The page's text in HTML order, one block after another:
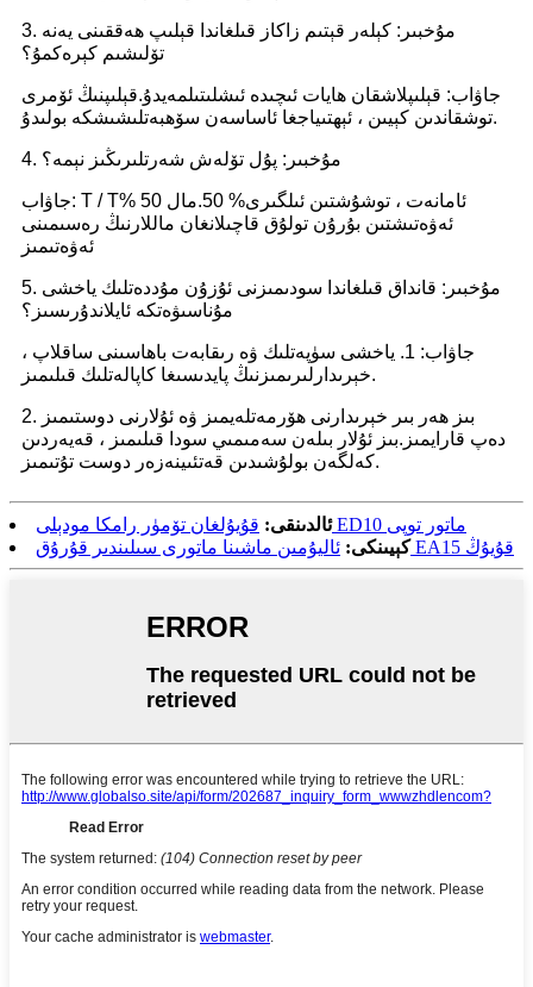
3. مۇخبىر: كېلەر قېتىم زاكاز قىلغاندا قېلىپ ھەققىنى يەنە
تۆلىشىم كېرەكمۇ؟
جاۋاب: قېلىپلاشقان ھايات ئىچىدە ئىشلىتىلمەيدۇ.قېلىپنىڭ ئۆمرى
توشقاندىن كېيىن ، ئېھتىياجغا ئاساسەن سۆھبەتلىشىشكە بولىدۇ.
4. مۇخبىر: پۇل تۆلەش شەرتلىرىڭىز نېمە؟
جاۋاب: T / T% 50 ئامانەت ، توشۇشتىن ئىلگىرى% 50.مال
ئەۋەتىشتىن بۇرۇن تولۇق قاچىلانغان ماللارنىڭ رەسىمىنى
ئەۋەتىمىز
5. مۇخبىر: قانداق قىلغاندا سودىمىزنى ئۇزۇن مۇددەتلىك ياخشى
مۇناسىۋەتكە ئايلاندۇرىسىز؟
جاۋاب: 1. ياخشى سۈپەتلىك ۋە رىقابەت باھاسىنى ساقلاپ ،
خېرىدارلىرىمىزنىڭ پايدىسىغا كاپالەتلىك قىلىمىز.
2. بىز ھەر بىر خېرىدارنى ھۆرمەتلەيمىز ۋە ئۇلارنى دوستىمىز
دەپ قارايمىز.بىز ئۇلار بىلەن سەمىمىي سودا قىلىمىز ، قەيەردىن
كەلگەن بولۇشىدىن قەتئىينەزەر دوست تۇتىمىز.
ئالدىنقى:
قۇيۇلغان تۆمۈر رامكا مودېلى ED10 ماتور توپى
كېيىنكى:
ئاليۇمىن ماشىنا ماتورى سىلىندىر قۇرۇق EA15 قۇيۇڭ